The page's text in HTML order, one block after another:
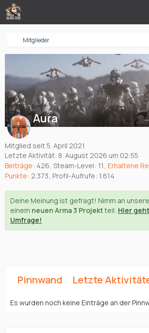
Mitglieder
Aura
Mitglied seit 5. April 2021
Letzte Aktivität: 8. August 2026 um 02:55
Beiträge 426 Steam-Level 11 Erhaltene
Punkte 2.373 Profil-Aufrufe 1.614
Deine Meinung ist gefragt! Nimm an
einem neuen Arma 3 Projektteil: Hier
Umfrage!
Pinnwand Letzte
Es wurden noch keine Einträge an der